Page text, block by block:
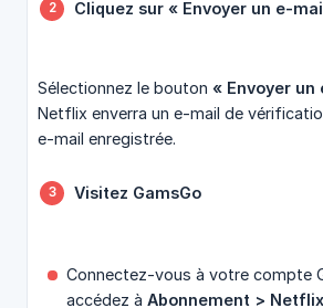
Cliquez sur « Envoyer un e-
Sélectionnez le bouton « Envoyer un
Netflix enverra un e-mail de
e-mail enregistrée.
Visitez GamsGo
Connectez-vous à votre compte
accédez à Abonnement > Netflix